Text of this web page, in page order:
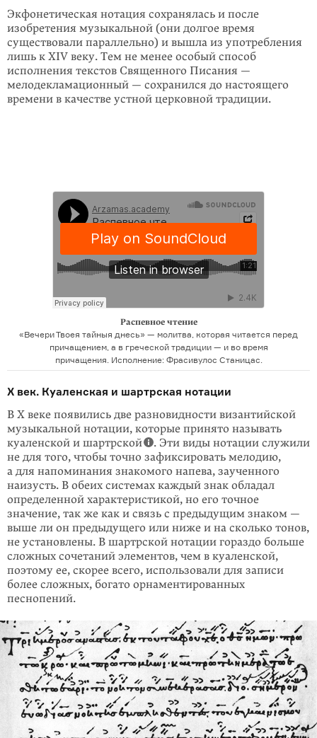
Экфонетическая нотация сохранялась и после
изобретения музыкальной (они долгое время
существовали параллельно) и вышла из употребления
лишь к XIV веку. Тем не менее особый способ
исполнения текстов Священ­ного Писания —
мелодекламаци­онный — сохранился до настоящего
времени в качестве устной церковной традиции.
Распевное чтение
«Вечери Твоея тайныя днесь» — молитва, которая читается перед
причащением, а в греческой традиции — и во время
причащения. Исполнение: Фрасивулос Станицас.
X век. Куаленская и шартрская нотации
В X веке появились две разновидности византийской
музыкальной нотации, которые принято называть
куаленской и шартрской
. Эти виды нотации служили
не для того, чтобы точно зафиксировать мелодию,
а для напоминания знакомого напева, заученного
наизусть. В обеих системах каждый знак обладал
определенной характеристикой, но его точное
значение, так же как и связь с предыдущим знаком —
выше ли он предыдущего или ниже и на сколько тонов,
не установлены. В шартрской нотации гораздо больше
сложных сочетаний элементов, чем в куаленской,
поэтому ее, скорее всего, использовали для записи
более сложных, богато орнаментированных
песнопений.